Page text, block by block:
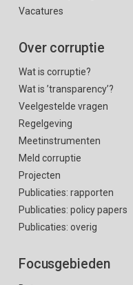
Vacatures
Over corruptie
Wat is corruptie?
Wat is ’transparency’?
Veelgestelde vragen
Regelgeving
Meetinstrumenten
Meld corruptie
Projecten
Publicaties: rapporten
Publicaties: policy papers
Publicaties: overig
Focusgebieden